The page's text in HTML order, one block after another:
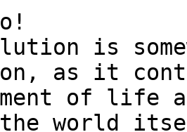
is
as it
of life
the world